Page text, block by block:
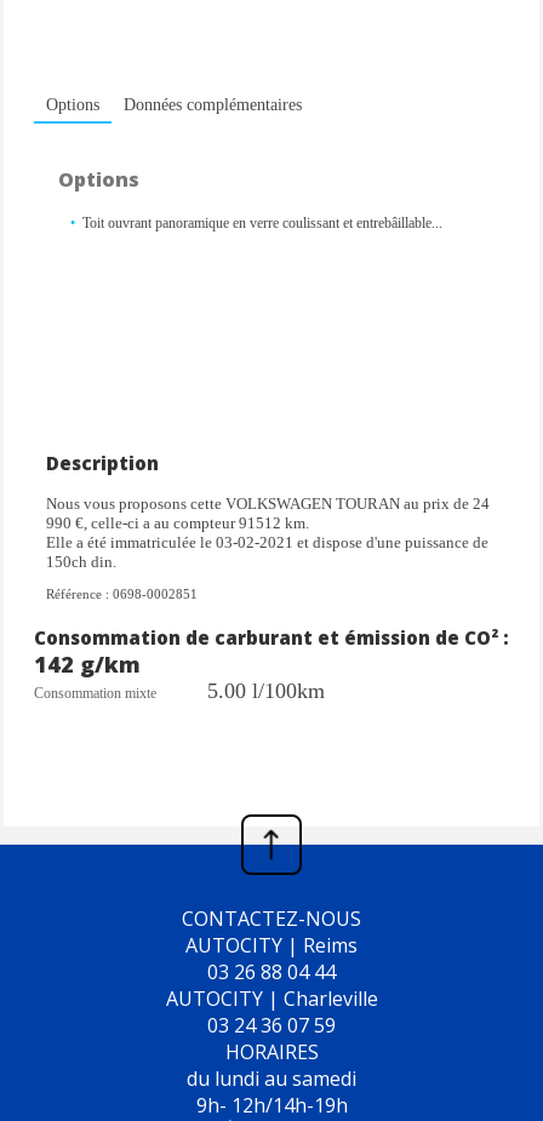
Options Données complémentaires
Options
Toit ouvrant panoramique en verre coulissant et entrebâillable...
Description
Nous vous proposons cette VOLKSWAGEN TOURAN au prix de 24
990 €, celle-ci a au compteur 91512 km.
Elle a été immatriculée le 03-02-2021 et dispose d'une puissance de
150ch din.
Référence : 0698-0002851
Consommation de carburant et émission de CO² :
142 g/km
Consommation mixte 5.00 l/100km
CONTACTEZ-NOUS
AUTOCITY | Reims
03 26 88 04 44
AUTOCITY | Charleville
03 24 36 07 59
HORAIRES
du lundi au samedi
9h- 12h/14h-19h